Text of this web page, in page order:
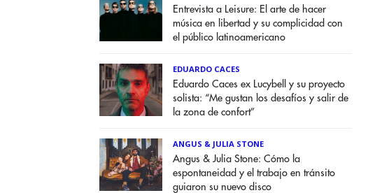
Entrevista a Leisure: El arte de hacer
música en libertad y su complicidad con
el público latinoamericano
EDUARDO CACES
Eduardo Caces ex Lucybell y su proyecto
solista: “Me gustan los desafíos y salir de
la zona de confort”
ANGUS & JULIA STONE
Angus & Julia Stone: Cómo la
espontaneidad y el trabajo en tránsito
guiaron su nuevo disco